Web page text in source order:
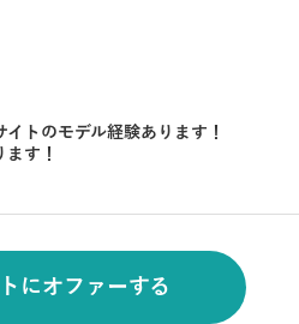
トのモデル経験あります！
す！
にオファーする